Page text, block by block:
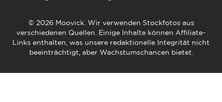
© 2026 Moovick. Wir verwenden Stockfotos aus
verschiedenen Quellen. Einige Inhalte können Affiliate-
Links enthalten, was unsere redaktionelle Integrität nicht
beeinträchtigt, aber Wachstumschancen bietet.